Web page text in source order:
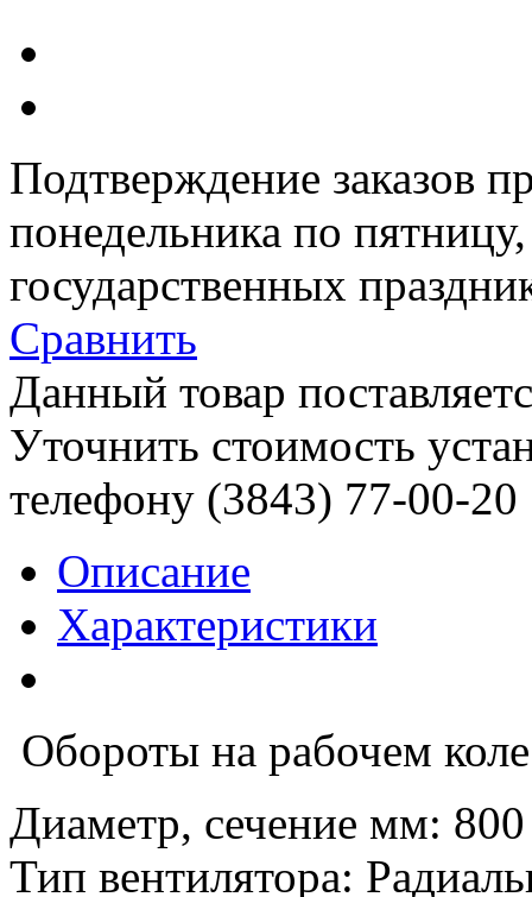
Подтверждение заказов
понедельника по
государственных
Сравнить
Данный товар
Уточнить стоимость
телефону (3843) 77-00-20
Описание
Характеристики
Обороты на рабочем
Диаметр, сечение мм: 800
Тип вентилятора: